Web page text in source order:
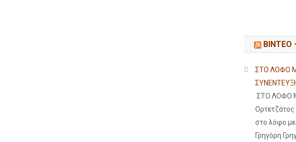
ΒΙΝΤΕΟ
ΣΤΟ ΛΟΦΟ
ΣΤΟ ΛΟΦΟ
στο λόφο με
Γρηγόρη